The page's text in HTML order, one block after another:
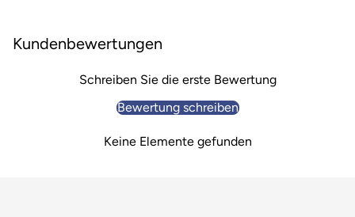
Kundenbewertungen
Schreiben Sie die erste Bewertung
Bewertung schreiben
Keine Elemente gefunden